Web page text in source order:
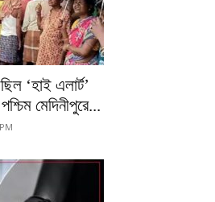
‘হাই এলার্ট’
মেদিনীপুরে...